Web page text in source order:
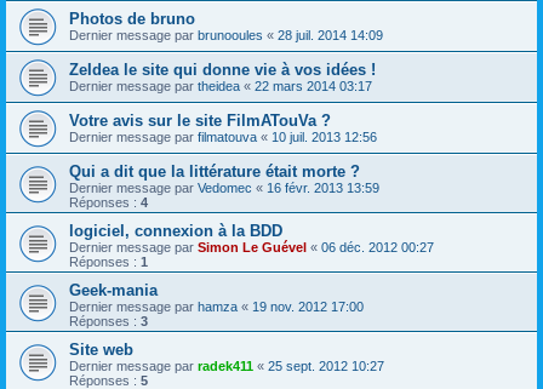
Photos de bruno
Dernier message par brunooules « 28 juil. 2014 14:09
ZeIdea le site qui donne vie à vos idées !
Dernier message par theidea « 22 mars 2014 03:17
Votre avis sur le site FilmATouVa ?
Dernier message par filmatouva « 10 juil. 2013 12:56
Qui a dit que la littérature était morte ?
Dernier message par Vedomec « 16 févr. 2013 13:59
Réponses : 4
logiciel, connexion à la BDD
Dernier message par Simon Le Guével « 06 déc. 2012 00:27
Réponses : 1
Geek-mania
Dernier message par hamza « 19 nov. 2012 17:00
Réponses : 3
Site web
Dernier message par radek411 « 25 sept. 2012 10:27
Réponses : 5